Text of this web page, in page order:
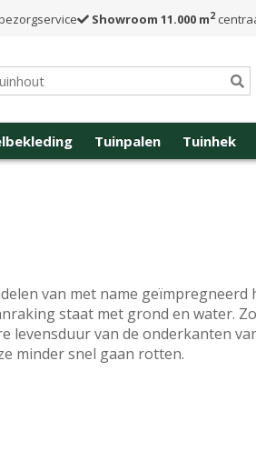
Showroom 11.000 m2
Tuinpalen Tuinhek
van met name geïmpregneerd
staat met grond en water.
levensduur van de onderkanten
minder snel gaan rotten.